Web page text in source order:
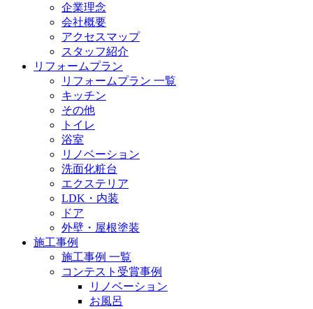
企業理念
会社概要
アクセスマップ
スタッフ紹介
リフォームプラン
リフォームプラン 一覧
キッチン
その他
トイレ
浴室
リノベーション
洗面化粧台
エクステリア
LDK・内装
ドア
外壁・屋根塗装
施工事例
施工事例 一覧
コンテスト受賞事例
リノベーション
お風呂